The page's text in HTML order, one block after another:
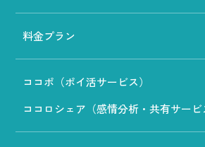
料金プラン
ココポ（ポイ活サービス）
ココロシェア（感情分析・共有サービ